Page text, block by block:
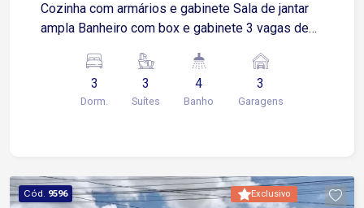
Cozinha com armários e gabinete Sala de jantar
ampla Banheiro com box e gabinete 3 vagas de
armário Lavanderia Churrasqueira, pia com
gabinete Fácil acesso a Avenida Dr. Américo
Figueiredo e Avenida General Carneiro. Próximo
3
Dorm.
3
Suítes
4
Banho
3
Garagens
Exclusivo
Cód. 9596